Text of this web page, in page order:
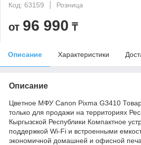
Код: 63159
Розница
от 96 990 ₸
Описание Характеристики
Описание
Цветное МФУ Canon Pixma G3410
только для продажи на территориях
Кыргызской Республики Компактное
поддержкой Wi-Fi и встроенными
экономичной домашней и офисной